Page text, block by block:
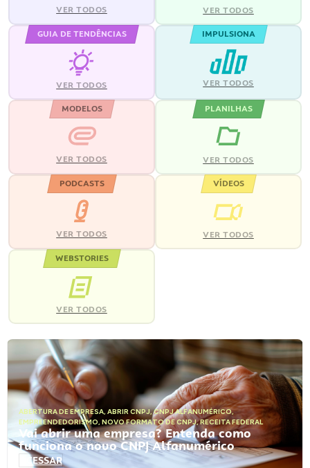
VER TODOS VER TODOS
GUIA DE TENDÊNCIAS
VER TODOS
IMPULSIONA
VER TODOS
MODELOS
VER TODOS
PLANILHAS
VER TODOS
PODCASTS
VER TODOS
VÍDEOS
VER TODOS
WEBSTORIES
VER TODOS
ABERTURA DE EMPRESA, ABRIR CNPJ,CNPJ ALFANUMÉRICO,
EMPREENDEDORISMO, NOVO FORMATO DE CNPJ,RECEITA FEDERAL
Vai abrir uma empresa? Entenda como
funciona o novo CNPJ Alfanumérico
ACESSAR